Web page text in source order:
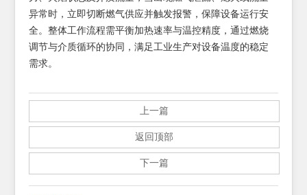
异常时，立即切断燃气供应并触发报警，保障设备运行安
全。整体工作流程需平衡加热速率与温控精度，通过燃烧
调节与介质循环的协同，满足工业生产对设备温度的稳定
需求。
上一篇
返回顶部
下一篇